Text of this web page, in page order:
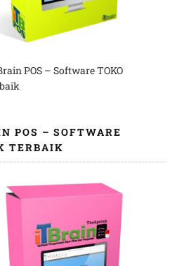
POS – Software TOKO
POS – SOFTWARE
TERBAIK